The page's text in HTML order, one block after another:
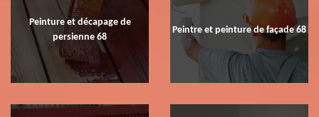
Peinture et décapage de
persienne 68
Peintre et peinture de façade 68